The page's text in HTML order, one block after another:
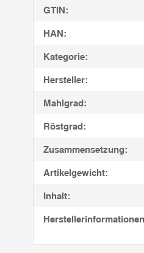
GTIN:
HAN:
Kategorie:
Hersteller:
Mahlgrad:
Röstgrad:
Zusammensetzung:
Artikelgewicht:
Inhalt: